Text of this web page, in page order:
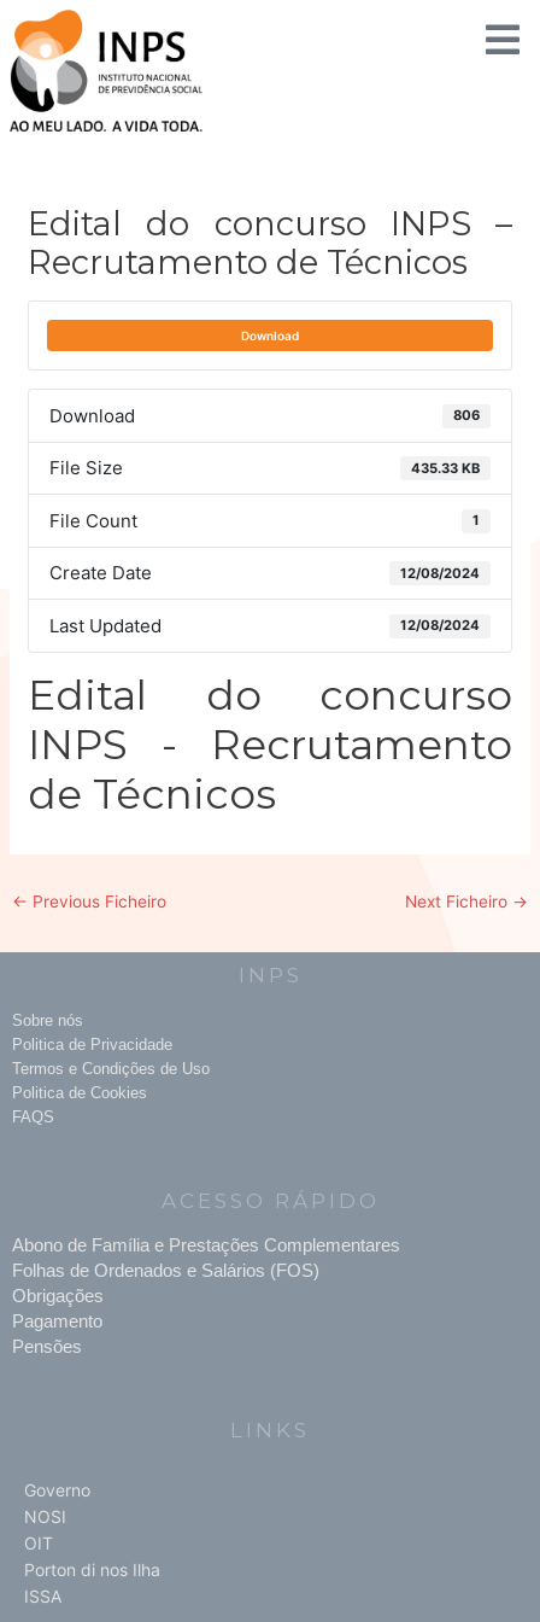
to
content
Edital do concurso INPS –
Recrutamento de Técnicos
Download
Download 806
File Size 435.33 KB
File Count 1
Create Date 12/08/2024
Last Updated 12/08/2024
Edital do concurso
INPS - Recrutamento
de Técnicos
← Previous Ficheiro Next Ficheiro →
INPS
Sobre nós
Politica de Privacidade
Termos e Condições de Uso
Politica de Cookies
FAQS
ACESSO RÁPIDO
Abono de Família e Prestações Complementares
Folhas de Ordenados e Salários (FOS)
Obrigações
Pagamento
Pensões
LINKS
Governo
NOSI
OIT
Porton di nos Ilha
ISSA